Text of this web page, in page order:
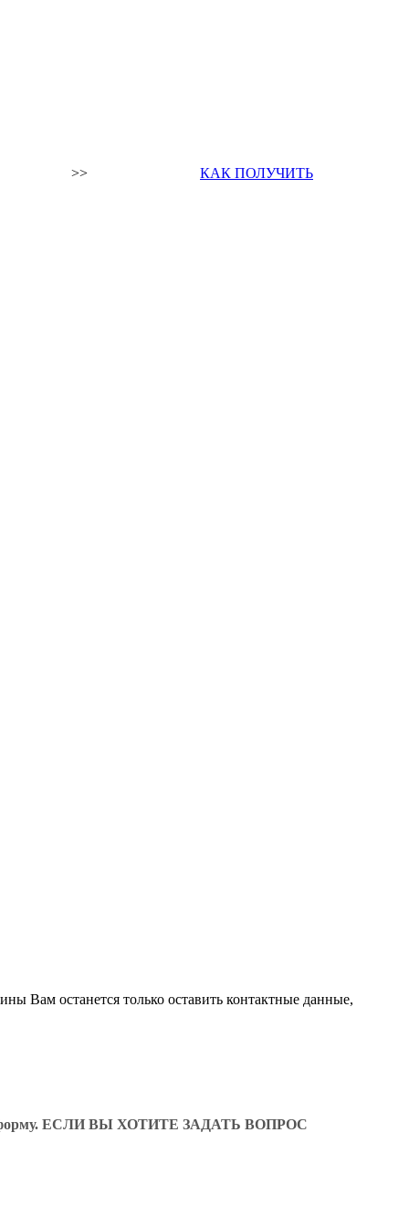
>> КАК ПОЛУЧИТЬ
Вам останется только оставить контактные данные,
форму. ЕСЛИ ВЫ ХОТИТЕ ЗАДАТЬ ВОПРОС